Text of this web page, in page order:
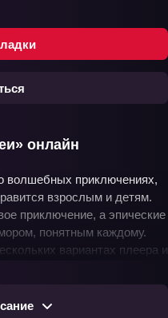
онлайн
волшебных приключениях,
взрослым и детям.
приключение, а эпические
понятным каждому.
вариантах плеера и
от Анкорда. Бесплатно
аниме «Хвост феи»